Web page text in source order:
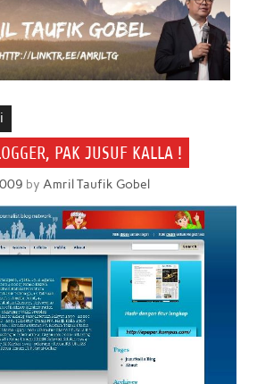
PAK JUSUF KALLA !
by Amril Taufik Gobel